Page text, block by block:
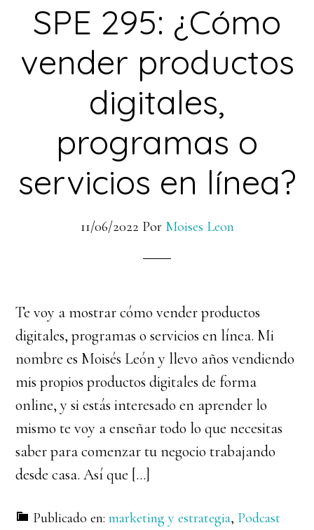
SPE 295: ¿Cómo
vender productos
digitales,
programas o
servicios en línea?
11/06/2022 Por Moises Leon
Te voy a mostrar cómo vender productos
digitales, programas o servicios en línea. Mi
nombre es Moisés León y llevo años vendiendo
mis propios productos digitales de forma
online, y si estás interesado en aprender lo
mismo te voy a enseñar todo lo que necesitas
saber para comenzar tu negocio trabajando
desde casa. Así que […]
Publicado en:marketing y estrategia, Podcast